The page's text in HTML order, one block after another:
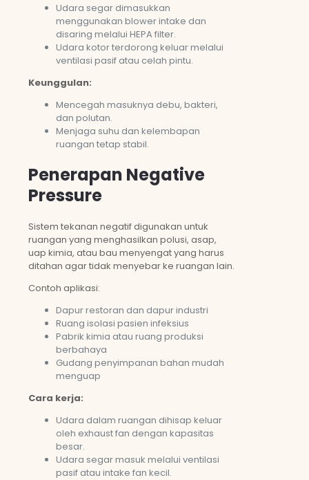
Udara segar dimasukkan
menggunakan blower intake dan
disaring melalui HEPA filter.
Udara kotor terdorong keluar melalui
ventilasi pasif atau celah pintu.
Keunggulan:
Mencegah masuknya debu, bakteri,
dan polutan.
Menjaga suhu dan kelembapan
ruangan tetap stabil.
Penerapan Negative
Pressure
Sistem tekanan negatif digunakan untuk
ruangan yang menghasilkan polusi, asap,
uap kimia, atau bau menyengat yang harus
ditahan agar tidak menyebar ke ruangan lain.
Contoh aplikasi:
Dapur restoran dan dapur industri
Ruang isolasi pasien infeksius
Pabrik kimia atau ruang produksi
berbahaya
Gudang penyimpanan bahan mudah
menguap
Cara kerja:
Udara dalam ruangan dihisap keluar
oleh exhaust fan dengan kapasitas
besar.
Udara segar masuk melalui ventilasi
pasif atau intake fan kecil.